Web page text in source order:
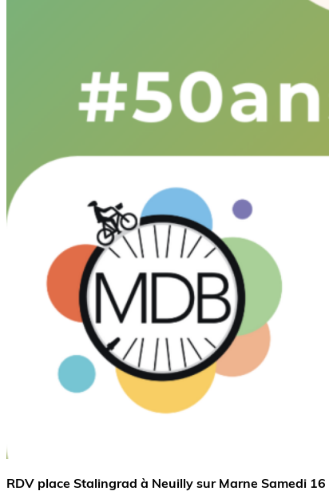
RDV place Stalingrad à Neuilly sur Marne Samedi